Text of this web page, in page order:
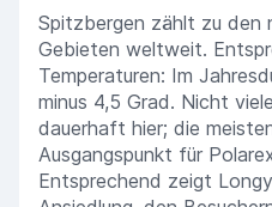
Spitzbergen zählt zu den
Gebieten weltweit.
Temperaturen: Im
minus 4,5 Grad. Nicht
dauerhaft hier; die
Ausgangspunkt für
Entsprechend zeigt